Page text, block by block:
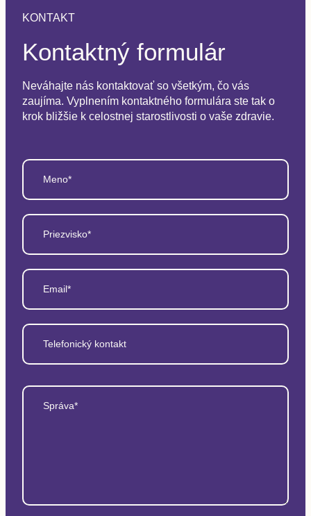
KONTAKT
Kontaktný formulár
Neváhajte nás kontaktovať so všetkým, čo vás
zaujíma. Vyplnením kontaktného formulára ste tak o
krok bližšie k celostnej starostlivosti o vaše zdravie.
Meno*
Priezvisko*
Email*
Telefonický kontakt
Správa*